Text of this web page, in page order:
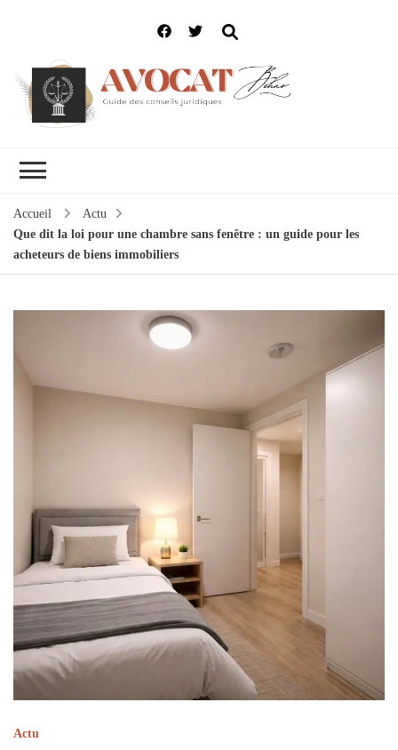
Accueil
Actu
Que dit la loi pour une chambre sans fenêtre : un guide pour les
acheteurs de biens immobiliers
Actu